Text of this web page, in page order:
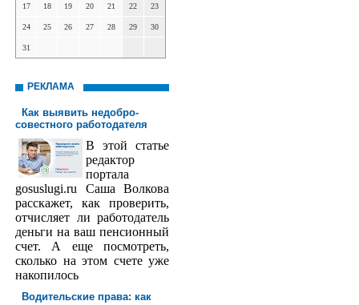
17 18 19 20 21 22 23
24 25 26 27 28 29 30
31
РЕКЛАМА
Как выявить недобро­
совестного работодателя
В этой статье
редактор
порта­ла
gosuslugi.ru Саша Волкова
расскажет, как проверить,
отчисляет ли работодатель
деньги на ваш пенсионный
счет. А еще посмотреть,
сколько на этом счете уже
накопилось
Водительские права: как